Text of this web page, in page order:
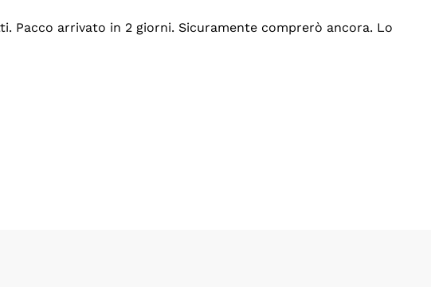
Pacco arrivato in 2 giorni. Sicuramente comprerò ancora. Lo